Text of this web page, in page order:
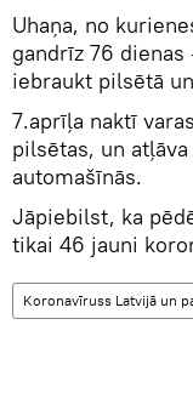
Uhaņa, no
gandrīz 76
iebraukt pilsētā
7.aprīļa naktī
pilsētas, un
automašīnās.
Jāpiebilst, ka
tikai 46 jauni
Koronavīruss Latvijā un